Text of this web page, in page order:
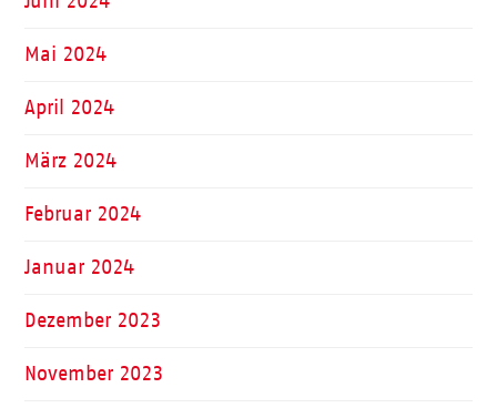
Mai 2024
April 2024
März 2024
Februar 2024
Januar 2024
Dezember 2023
November 2023